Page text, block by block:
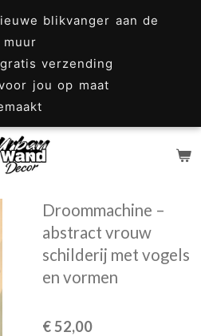
blikvanger aan de
muur
verzending
jou op maat
Droommachine –
abstract vrouw
schilderij met vogels
en vormen
€ 52,00